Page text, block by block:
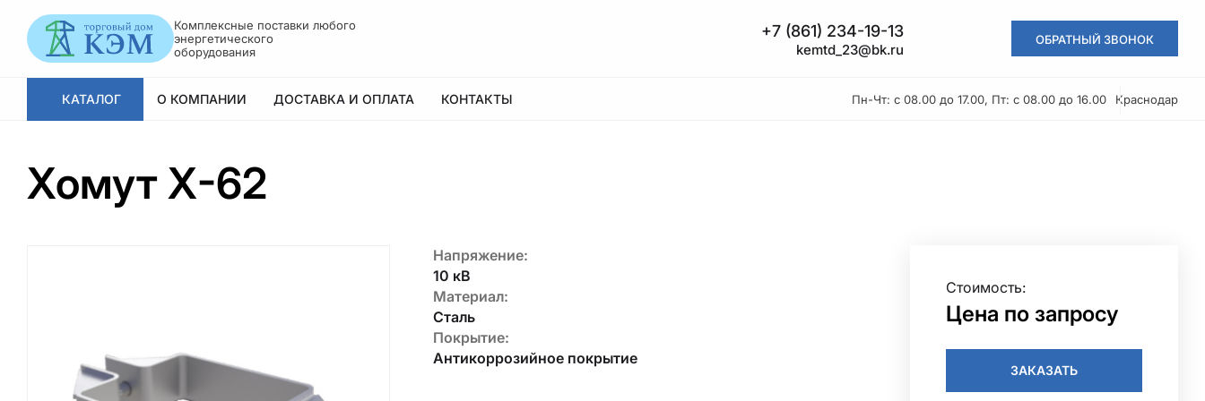
Комплексные поставки любого
энергетического оборудования
+7 (861) 234-19-13
kemtd_23@bk.ru
ОБРАТНЫЙ ЗВОНОК
КАТАЛОГ О КОМПАНИИ ДОСТАВКА И ОПЛАТА КОНТАКТЫ Пн-Чт: с 08.00 до 17.00, Пт: с 08.00 до 16.00 Краснодар
Хомут Х-62
Напряжение:
10 кВ
Материал:
Сталь
Покрытие:
Антикоррозийное покрытие
Стоимость:
Цена по запросу
ЗАКАЗАТЬ